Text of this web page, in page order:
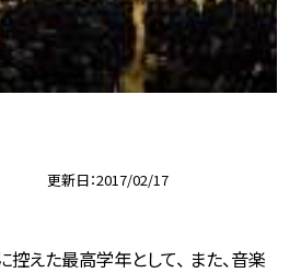
更新日 2017/02/17
控えた最高学年として、 また、音楽